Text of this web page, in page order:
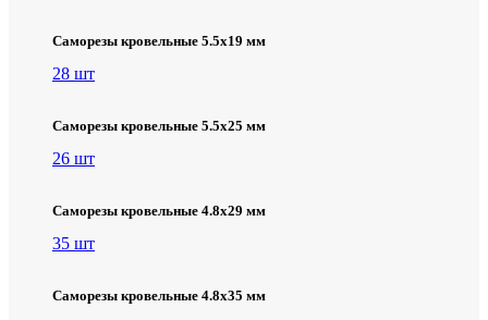
Саморезы кровельные 5.5х19 мм
28 шт
Саморезы кровельные 5.5х25 мм
26 шт
Саморезы кровельные 4.8х29 мм
35 шт
Саморезы кровельные 4.8х35 мм